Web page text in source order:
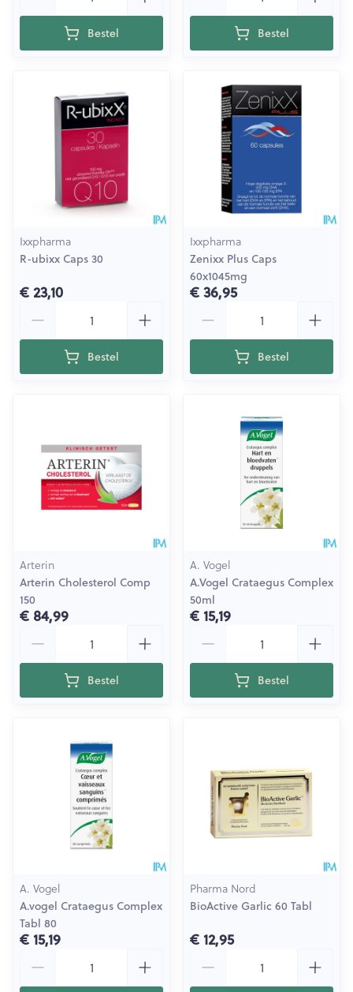
Bestel Bestel
Ixxpharma
R-ubixx Caps 30
€ 23,10
Bestel
Ixxpharma
Zenixx Plus Caps
60x1045mg
€ 36,95
Bestel
Arterin
Arterin Cholesterol Comp
150
€ 84,99
Bestel
A. Vogel
A.Vogel Crataegus Complex
50ml
€ 15,19
Bestel
A. Vogel
A.vogel Crataegus Complex
Tabl 80
€ 15,19
Pharma Nord
BioActive Garlic 60 Tabl
€ 12,95